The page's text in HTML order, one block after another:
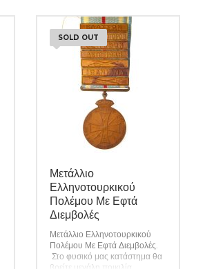
10286)
SOLD OUT
Μετάλλιο
Ελληνοτουρκικού
Πολέμου Με Εφτά
Διεμβολές
Μετάλλιο Ελληνοτουρκικού
Πολέμου Με Εφτά Διεμβολές.
Στο φυσικό μας κατάστημα θα